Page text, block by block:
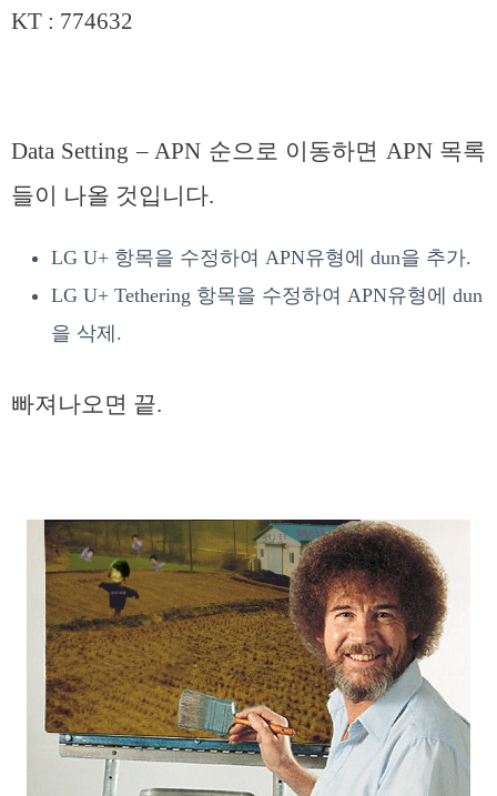
KT : 774632
Data Setting – APN 순으로 이동하면 APN 목록
들이 나올 것입니다.
LG U+ 항목을 수정하여 APN유형에 dun을 추가.
LG U+ Tethering 항목을 수정하여 APN유형에 dun
을 삭제.
빠져나오면 끝.